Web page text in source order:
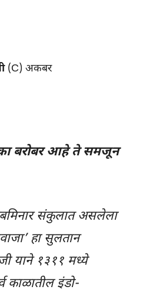
(C) अकबर
बरोबर आहे ते समजून
संकुलात असलेला
हा सुलतान
याने १३११ मध्ये
काळातील इंडो-